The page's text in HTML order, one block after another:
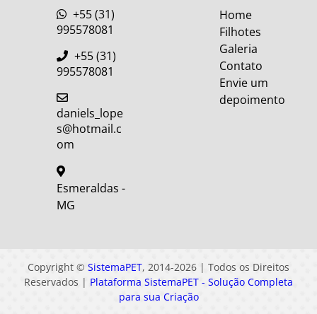
+55 (31)
995578081
+55 (31)
995578081
daniels_lope
s@hotmail.c
om
Esmeraldas -
MG
Home
Filhotes
Galeria
Contato
Envie um
depoimento
Copyright © SistemaPET, 2014-2026 | Todos os Direitos
Reservados | Plataforma SistemaPET - Solução Completa
para sua Criação